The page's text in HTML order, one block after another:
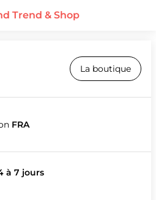
Trend & Shop
La boutique
FRA
à 7 jours